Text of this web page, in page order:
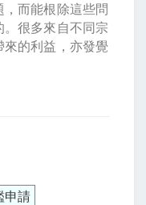
而能根除這些問
很多來自不同宗
的利益，亦發覺
申請